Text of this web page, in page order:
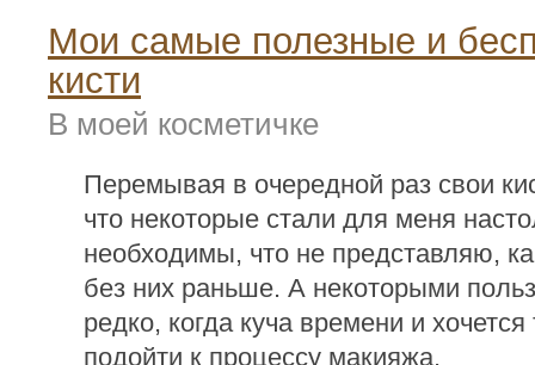
Мои самые полезные и
кисти
В моей косметичке
Перемывая в очередной раз свои
что некоторые стали для меня
необходимы, что не представляю,
без них раньше. А некоторыми
редко, когда куча времени и хочется
подойти к процессу макияжа.